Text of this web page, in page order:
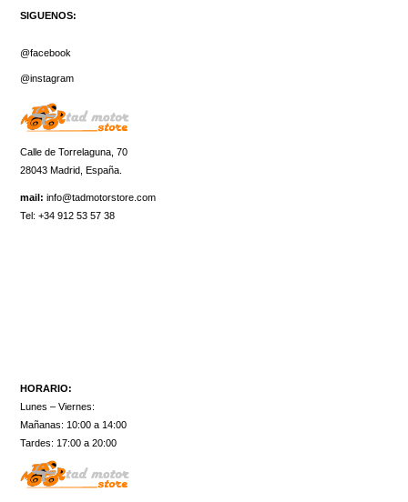
SIGUENOS:
@facebook
@instagram
Calle de Torrelaguna, 70
28043 Madrid, España.
mail: info@tadmotorstore.com
Tel:+34912 53 57 38
HORARIO:
Lunes – Viernes:
Mañanas: 10:00 a 14:00
Tardes: 17:00 a 20:00